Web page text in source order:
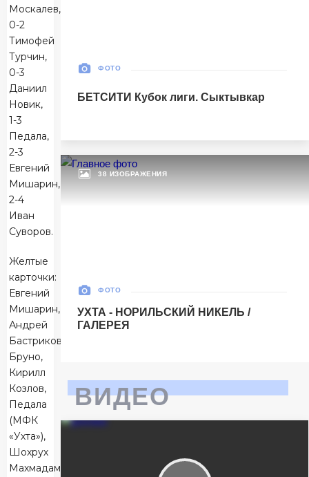
Москалев,
0-2
Тимофей
Турчин,
0-3
Даниил
Новик,
1-3
Педала,
2-3
Евгений
Мишарин,
2-4
Иван
Суворов.
Желтые
карточки:
Евгений
Мишарин,
Андрей
Бастриков,
Бруно,
Кирилл
Козлов,
Педала
(МФК
«Ухта»),
Шохрух
Махмадаминов,
30 Мая 2026
5
1
БЕТСИТИ Суперлига, Финал
«Центральный». Тюмень
Ухта
Ухта 6
ФОТО
БЕТСИТИ Кубок лиги. Сыктывкар
38 ИЗОБРАЖЕНИЯ
ФОТО
УХТА - НОРИЛЬСКИЙ НИКЕЛЬ /
ГАЛЕРЕЯ
ВИДЕО